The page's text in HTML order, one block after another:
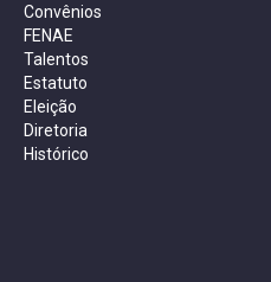
Convênios
FENAE
Talentos
Estatuto
Eleição
Diretoria
Histórico